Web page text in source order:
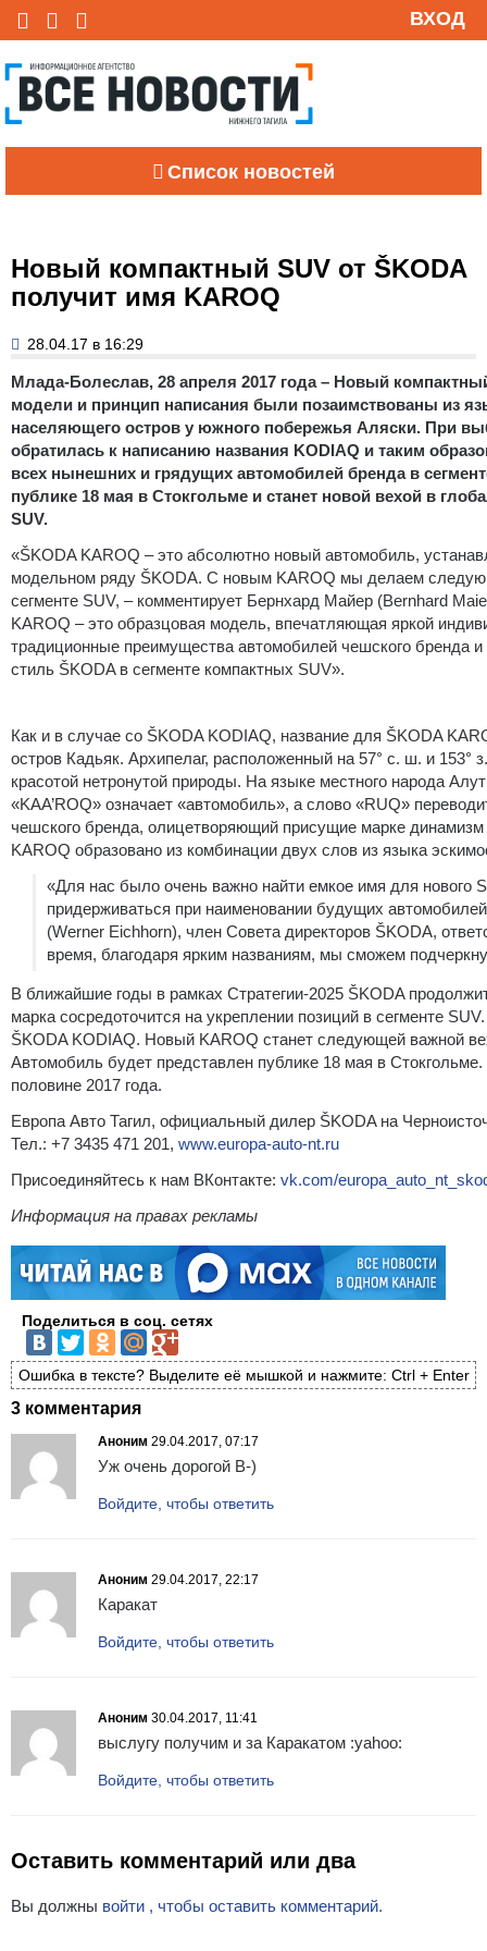
ВХОД
Список новостей
Новый компактный SUV от ŠKODA
получит имя KAROQ
28.04.17 в 16:29
Млада-Болеслав, 28 апреля 2017 года – Новый
модели и принцип написания были позаимствованы из
населяющего остров у южного побережья Аляски. При
обратилась к написанию названия KODIAQ и таким
всех нынешних и грядущих автомобилей бренда в
публике 18 мая в Стокгольме и станет новой вехой в
SUV.
«ŠKODA KAROQ – это абсолютно новый автомобиль,
модельном ряду ŠKODA. С новым KAROQ мы делаем
сегменте SUV, – комментирует Бернхард Майер (Bernhard
KAROQ – это образцовая модель, впечатляющая яркой
традиционные преимущества автомобилей чешского бренда
стиль ŠKODA в сегменте компактных SUV».
Как и в случае со ŠKODA KODIAQ, название для ŠKODA
остров Кадьяк. Архипелаг, расположенный на 57° с. ш. и 153°
красотой нетронутой природы. На языке местного народа
«KAA’ROQ» означает «автомобиль», а слово «RUQ»
чешского бренда, олицетворяющий присущие марке
KAROQ образовано из комбинации двух слов из языка
«Для нас было очень важно найти емкое имя для нового
придерживаться при наименовании будущих
(Werner Eichhorn), член Совета директоров ŠKODA,
время, благодаря ярким названиям, мы сможем
В ближайшие годы в рамках Стратегии-2025 ŠKODA
марка сосредоточится на укреплении позиций в сегменте
ŠKODA KODIAQ. Новый KAROQ станет следующей важной
Автомобиль будет представлен публике 18 мая в
половине 2017 года.
Европа Авто Тагил, официальный дилер ŠKODA на
Тел.: +7 3435 471 201, www.europa-auto-nt.ru
Присоединяйтесь к нам ВКонтакте: vk.com/
Информация на правах рекламы
Поделиться в соц. сетях
Ошибка в тексте? Выделите её мышкой и нажмите: Ctrl + Enter
3 комментария
Аноним 29.04.2017, 07:17
Уж очень дорогой B-)
Войдите, чтобы ответить
Аноним 29.04.2017, 22:17
Каракат
Войдите, чтобы ответить
Аноним 30.04.2017, 11:41
выслугу получим и за Каракатом :yahoo:
Войдите, чтобы ответить
Оставить комментарий или два
Вы должны войти , чтобы оставить комментарий.